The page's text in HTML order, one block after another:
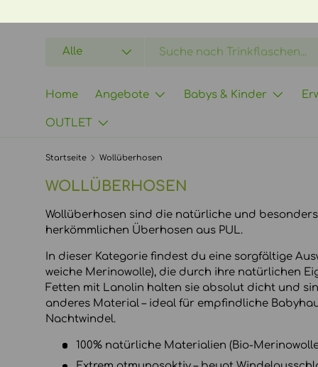
DIREKT ZUM INHALT
Suchen
Alle
Home Angebote Babys & Kinder
OUTLET
Startseite Wollüberhosen
WOLLÜBERHOSEN
Wollüberhosen sind die natürliche und
herkömmlichen Überhosen aus PUL.
In dieser Kategorie findest du eine sorgfältige
weiche Merinowolle), die durch ihre natürlichen
Fetten mit Lanolin halten sie absolut dicht und
anderes Material – ideal für empfindliche
Nachtwindel.
100% natürliche Materialien (Bio-